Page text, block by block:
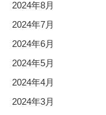
2024年8月
2024年7月
2024年6月
2024年5月
2024年4月
2024年3月